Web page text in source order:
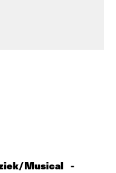
Musical -